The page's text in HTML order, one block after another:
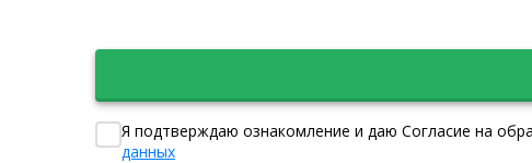
Я подтверждаю ознакомление и даю Согласие на
данных